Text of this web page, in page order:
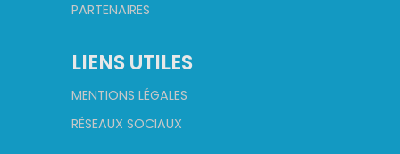
PARTENAIRES
LIENS UTILES
MENTIONS LÉGALES
RÉSEAUX SOCIAUX